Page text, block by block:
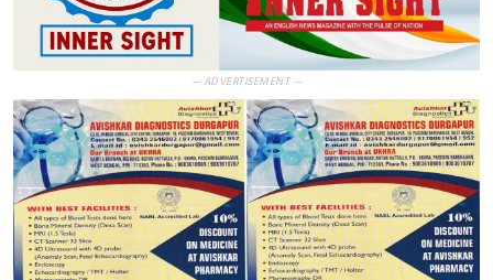
— ADVERTISEMENT —